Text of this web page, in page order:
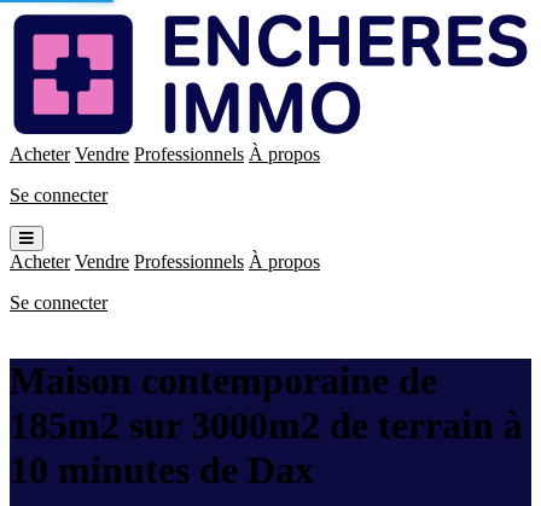
Enchères
Immo
Acheter Vendre Professionnels À propos
Se connecter
Ouvrir
le
menu
Acheter Vendre Professionnels À propos
Se connecter
Maison contemporaine de
185m2 sur 3000m2 de terrain à
10 minutes de Dax